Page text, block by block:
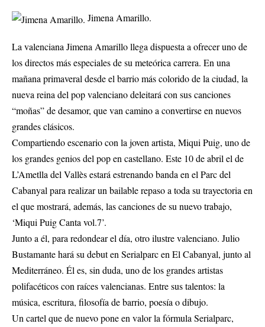
Jimena Amarillo.
La valenciana Jimena Amarillo llega dispuesta a ofrecer uno de
los directos más especiales de su meteórica carrera. En una
mañana primaveral desde el barrio más colorido de la ciudad, la
nueva reina del pop valenciano deleitará con sus canciones
“moñas” de desamor, que van camino a convertirse en nuevos
grandes clásicos.
Compartiendo escenario con la joven artista, Miqui Puig, uno de
los grandes genios del pop en castellano. Este 10 de abril el de
L’Ametlla del Vallès estará estrenando banda en el Parc del
Cabanyal para realizar un bailable repaso a toda su trayectoria en
el que mostrará, además, las canciones de su nuevo trabajo,
‘Miqui Puig Canta vol.7’.
Junto a él, para redondear el día, otro ilustre valenciano. Julio
Bustamante hará su debut en Serialparc en El Cabanyal, junto al
Mediterráneo. Él es, sin duda, uno de los grandes artistas
polifacéticos con raíces valencianas. Entre sus talentos: la
música, escritura, filosofía de barrio, poesía o dibujo.
Un cartel que de nuevo pone en valor la fórmula Serialparc,